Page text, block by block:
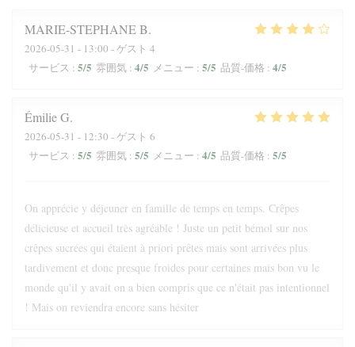
MARIE-STEPHANEB
2026-05-31 - 13:00 - ゲスト 4
サービス : 5/5 雰囲気 : 4/5 メニュー : 5/5 品質-価格 : 4/5
ÉmilieG
2026-05-31 - 12:30 - ゲスト 6
サービス : 5/5 雰囲気 : 5/5 メニュー : 4/5 品質-価格 : 5/5
On apprécie y déjeuner en famille de temps en temps. Crêpes
délicieuse et accueil très agréable ! Juste un petit bémol sur nos
crêpes sucrées qui étaient à priori prêtes mais sont arrivées plus
tardivement et donc presque froides pour certaines mais bon vu le
monde qu'il y avait on a bien compris que ce n'était pas intentionnel
! Mais on reviendra encore sans hésiter